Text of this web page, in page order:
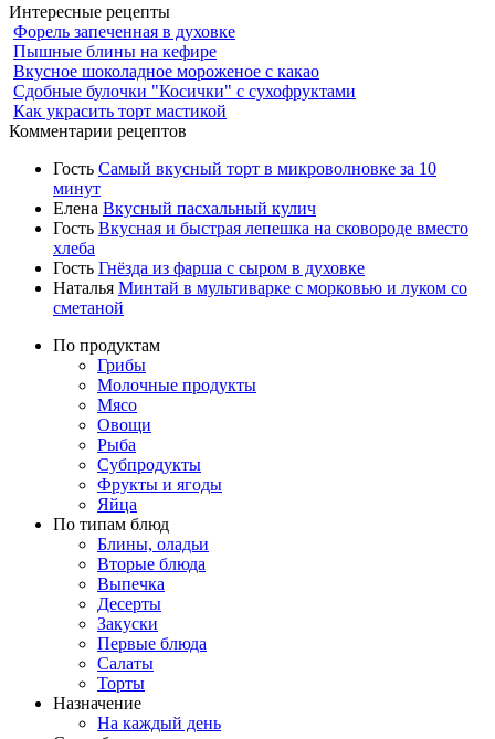
Интересные рецепты
Форель запеченная в духовке
Пышные блины на кефире
Вкусное шоколадное мороженое с какао
Сдобные булочки "Косички" с сухофруктами
Как украсить торт мастикой
Комментарии рецептов
Гость Самый вкусный торт в микроволновке за 10
минут
Елена Вкусный пасхальный кулич
Гость Вкусная и быстрая лепешка на сковороде вместо
хлеба
Гость Гнёзда из фарша с сыром в духовке
Наталья Минтай в мультиварке с морковью и луком со
сметаной
По продуктам
Грибы
Молочные продукты
Мясо
Овощи
Рыба
Субпродукты
Фрукты и ягоды
Яйца
По типам блюд
Блины, оладьи
Вторые блюда
Выпечка
Десерты
Закуски
Первые блюда
Салаты
Торты
Назначение
На каждый день